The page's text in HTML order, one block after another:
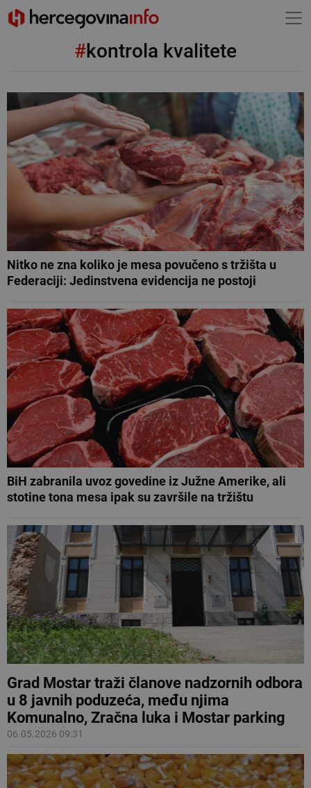
#kontrola kvalitete
Nitko ne zna koliko je mesa povučeno s tržišta u
Federaciji: Jedinstvena evidencija ne postoji
BiH zabranila uvoz govedine iz Južne Amerike, ali
stotine tona mesa ipak su završile na tržištu
Grad Mostar traži članove nadzornih odbora
u 8 javnih poduzeća, među njima
Komunalno, Zračna luka i Mostar parking
06.05.2026 09:31